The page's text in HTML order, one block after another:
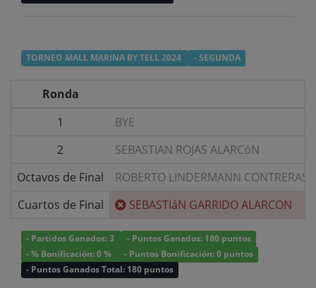
TORNEO MALL MARINA BY TELL 2024 - SEGUNDA
Ronda
1
BYE
2
SEBASTIAN ROJAS ALARCóN
Octavos de Final
ROBERTO LINDERMANN CONTRERAS
Cuartos de Final
SEBASTIáN GARRIDO ALARCON
- Partidos Ganados: 3
- Puntos Ganados: 180 puntos
- % Bonificación: 0 %
- Puntos Bonificación: 0 puntos
- Puntos Ganados Total: 180 puntos